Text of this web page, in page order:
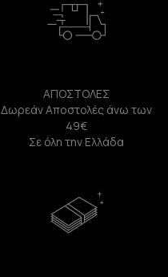
ΑΠΟΣΤΟΛΕΣ
Δωρεάν Αποστολές άνω των
49€
Σε όλη την Ελλάδα